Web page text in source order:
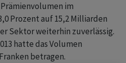
im
Prozent auf 15,2 Milliarden
Sektor weiterhin zuverlässig.
hatte das Volumen
betragen.